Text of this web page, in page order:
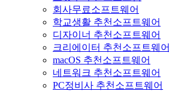
회사무료소프트웨어
학교생활 추천소프트웨어
디자이너 추천소프트웨어
크리에이터 추천소프트웨어
macOS 추천소프트웨어
네트워크 추천소프트웨어
PC정비사 추천소프트웨어